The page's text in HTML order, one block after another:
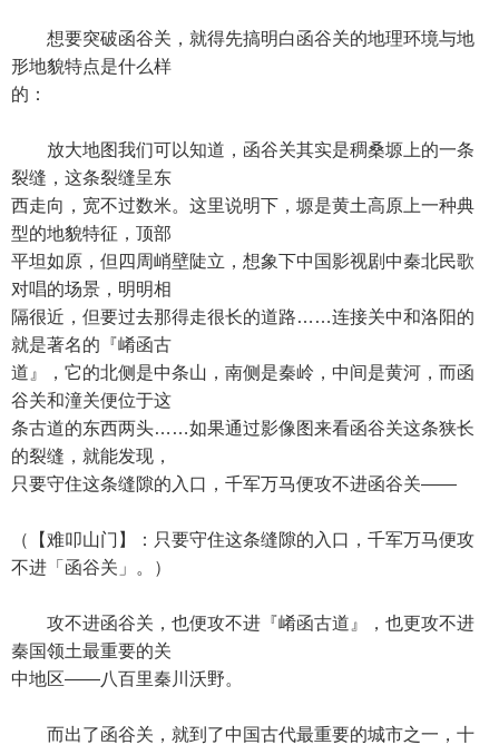
想要突破函谷关，就得先搞明白函谷关的地理环境与地
形地貌特点是什么样
的：
放大地图我们可以知道，函谷关其实是稠桑塬上的一条
裂缝，这条裂缝呈东
西走向，宽不过数米。这里说明下，塬是黄土高原上一种典
型的地貌特征，顶部
平坦如原，但四周峭壁陡立，想象下中国影视剧中秦北民歌
对唱的场景，明明相
隔很近，但要过去那得走很长的道路……连接关中和洛阳的
就是著名的『崤函古
道』，它的北侧是中条山，南侧是秦岭，中间是黄河，而函
谷关和潼关便位于这
条古道的东西两头……如果通过影像图来看函谷关这条狭长
的裂缝，就能发现，
只要守住这条缝隙的入口，千军万马便攻不进函谷关——
（【难叩山门】：只要守住这条缝隙的入口，千军万马便攻
不进「函谷关」。）
攻不进函谷关，也便攻不进『崤函古道』，也更攻不进
秦国领土最重要的关
中地区——八百里秦川沃野。
而出了函谷关，就到了中国古代最重要的城市之一，十